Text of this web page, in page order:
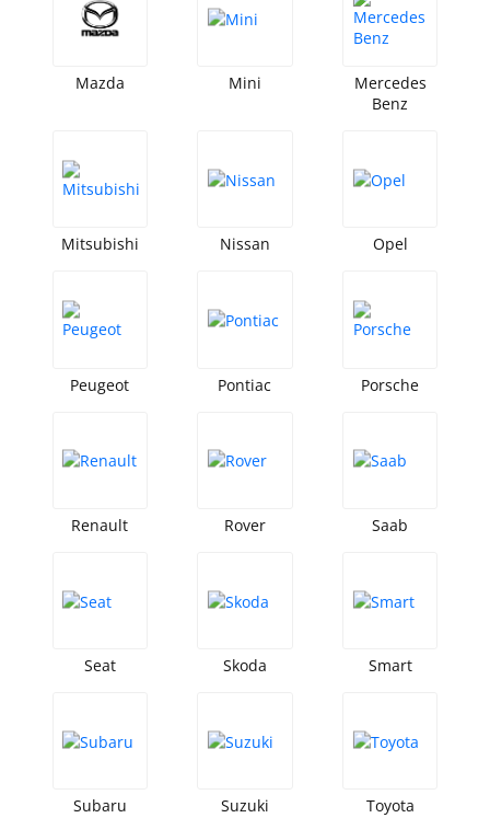
Mazda Mini
Mercedes
Benz
Mitsubishi Nissan Opel
Peugeot Pontiac Porsche
Renault Rover Saab
Seat Skoda Smart
Subaru Suzuki Toyota